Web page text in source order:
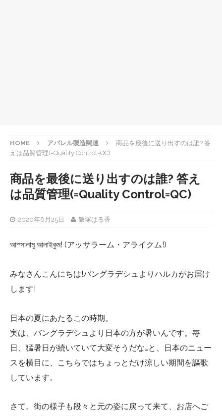
HOME アパレル製造関連
商品を最後に送り出すのは誰? 答
えは品質管理(=Quality Control=QC)
商品を最後に送り出すのは誰? 答え
は品質管理(=Quality Control=QC)
2020年8月25日 飯塚はる香
আস্সালামু আলাইকুম! (アッサラーム・アライクム!)
みなさんこんにちは!バングラデシュよりハルカがお届け
します!
日本の夏にあたるこの時期。
実は、バングラデシュより日本の方が暑いんです。毎
日、猛暑日が続いていて大変そうだな…と、日本のニュー
スを横目に、こちらではちょっとだけ涼しい期間を謳歌
しています。
さて。街の様子も段々と元の姿に戻って来て、お店へご